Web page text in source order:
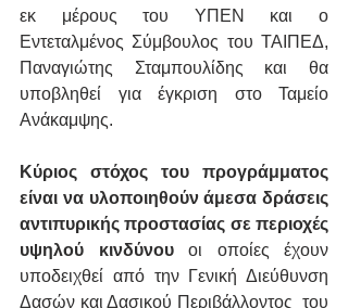
εκ μέρους του ΥΠΕΝ και ο
Εντεταλμένος Σύμβουλος του ΤΑΙΠΕΔ,
Παναγιώτης Σταμπουλίδης και θα
υποβληθεί για έγκριση στο Ταμείο
Ανάκαμψης.
Κύριος στόχος του προγράμματος
είναι να υλοποιηθούν άμεσα δράσεις
αντιπυρικής προστασίας σε περιοχές
υψηλού κινδύνου οι οποίες έχουν
υποδειχθεί από την Γενική Διεύθυνση
Δασών και Δασικού Περιβάλλοντος  του